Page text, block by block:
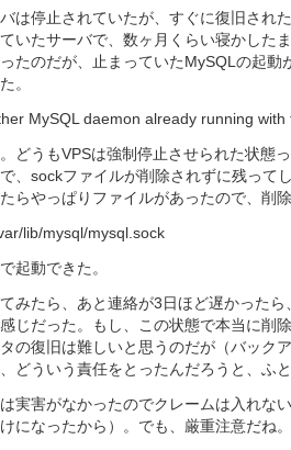
は停止されていたが、すぐに復旧され
いたサーバで、数ヶ月くらい寝かした
たのだが、止まっていたMySQLの起動
。
MySQL daemon already running
どうもVPSは強制停止させられた状態
、sockファイルが削除されずに残って
らやっぱりファイルがあったので、削
lib/mysql/mysql.sock
起動できた。
みたら、あと連絡が3日ほど遅かったら
じだった。もし、この状態で本当に削
の復旧は難しいと思うのだが（バック
どういう責任をとったんだろうと、ふ
実害がなかったのでクレームは入れな
になったから）。でも、厳重注意だね。